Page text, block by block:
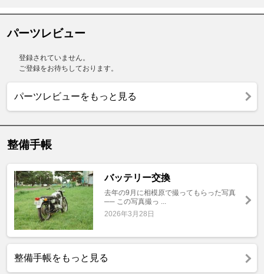
パーツレビュー
登録されていません。
ご登録をお待ちしております。
パーツレビューをもっと見る
整備手帳
バッテリー交換
去年の9月に相模原で撮ってもらった写真
── この写真撮っ ...
2026年3月28日
整備手帳をもっと見る